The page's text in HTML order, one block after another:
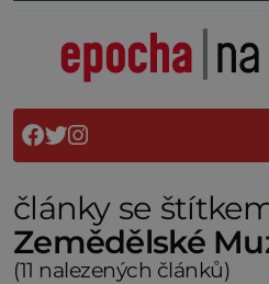
články se
Zemědělské
(11 nalezených článků)